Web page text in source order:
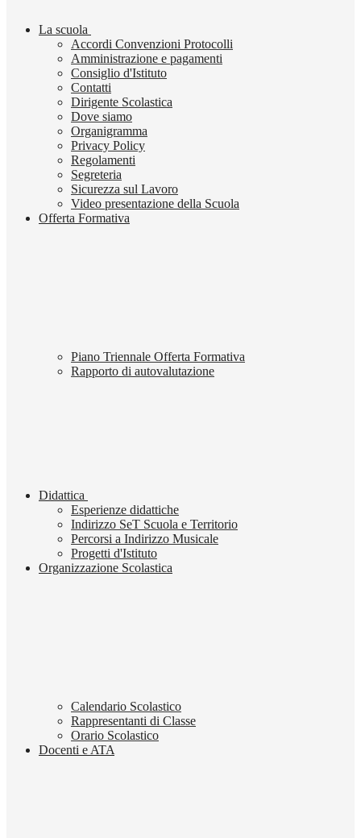
La scuola
Accordi Convenzioni Protocolli
Amministrazione e pagamenti
Consiglio d'Istituto
Contatti
Dirigente Scolastica
Dove siamo
Organigramma
Privacy Policy
Regolamenti
Segreteria
Sicurezza sul Lavoro
Video presentazione della Scuola
Offerta Formativa
Piano Triennale Offerta Formativa
Rapporto di autovalutazione
Didattica
Esperienze didattiche
Indirizzo SeT Scuola e Territorio
Percorsi a Indirizzo Musicale
Progetti d'Istituto
Organizzazione Scolastica
Calendario Scolastico
Rappresentanti di Classe
Orario Scolastico
Docenti e ATA